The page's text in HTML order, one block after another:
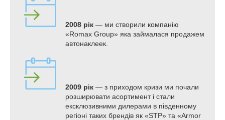
2008 рік — ми створили компанію
«Romax Group» яка займалася продажем
автонаклеек.
2009 рік — з приходом кризи ми почали
розширювати асортимент і стали
ексклюзивними дилерами в південному
регіоні таких брендів як «STP» та «Armor